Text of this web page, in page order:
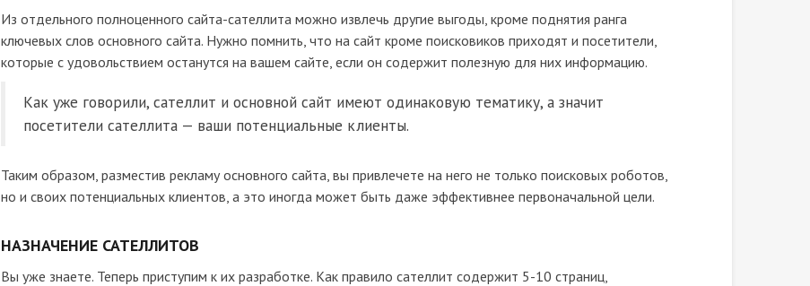
Из отдельного полноценного сайта-сателлита можно извлечь другие выгоды, кроме поднятия ранга
ключевых слов основного сайта. Нужно помнить, что на сайт кроме поисковиков приходят и посетители,
которые с удовольствием останутся на вашем сайте, если он содержит полезную для них информацию.
Как уже говорили, сателлит и основной сайт имеют одинаковую тематику, а значит
посетители сателлита — ваши потенциальные клиенты.
Таким образом, разместив рекламу основного сайта, вы привлечете на него не только поисковых роботов,
но и своих потенциальных клиентов, а это иногда может быть даже эффективнее первоначальной цели.
НАЗНАЧЕНИЕ САТЕЛЛИТОВ
Вы уже знаете. Теперь приступим к их разработке. Как правило сателлит содержит 5-10 страниц,